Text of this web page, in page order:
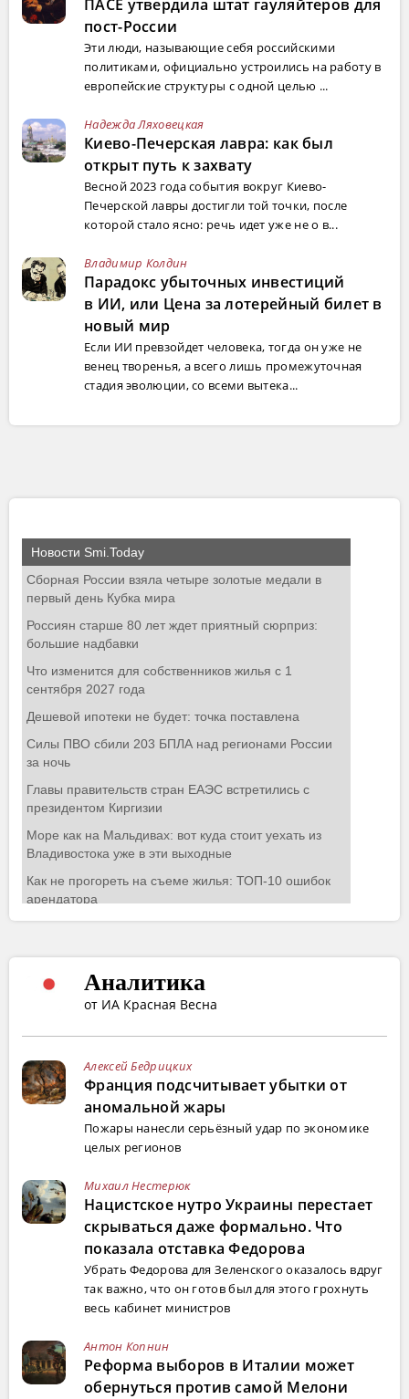
ПАСЕ утвердила штат гауляйтеров для
пост-России
Эти люди, называющие себя российскими
политиками, официально устроились на работу в
европейские структуры с одной целью ...
Надежда Ляховецкая
Киево-Печерская лавра: как был
открыт путь к захвату
Весной 2023 года события вокруг Киево-
Печерской лавры достигли той точки, после
которой стало ясно: речь идет уже не о в...
Владимир Колдин
Парадокс убыточных инвестиций
в ИИ, или Цена за лотерейный билет в
новый мир
Если ИИ превзойдет человека, тогда он уже не
венец творенья, а всего лишь промежуточная
стадия эволюции, со всеми вытека...
Аналитика
от ИА Красная Весна
Алексей Бедрицких
Франция подсчитывает убытки от
аномальной жары
Пожары нанесли серьёзный удар по экономике
целых регионов
Михаил Нестерюк
Нацистское нутро Украины перестает
скрываться даже формально. Что
показала отставка Федорова
Убрать Федорова для Зеленского оказалось вдруг
так важно, что он готов был для этого грохнуть
весь кабинет министров
Антон Копнин
Реформа выборов в Италии может
обернуться против самой Мелони